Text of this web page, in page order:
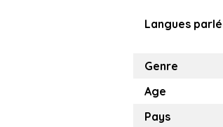
Langues
Genre
Age
Pays